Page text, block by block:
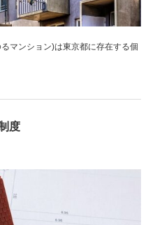
マンション)は東京都に存在する個
度